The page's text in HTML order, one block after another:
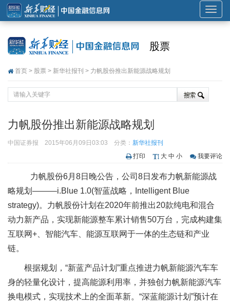
展
开
股票
首页 > 股票 > 新华社报刊 > 力帆股份推出新能源战略规划
力帆股份推出新能源战略规划
中国证券报 2015年06月09日03:03 分类： 新华社报刊
打印
大 中 小 我要评论
力帆股份6月8日晚公告，公司8日发布力帆新能源战
略规划———i.Blue 1.0(智蓝战略，Intelligent Blue
strategy)。力帆股份计划在2020年前推出20款纯电和混合
动力新产品，实现新能源整车累计销售50万台，完成构建集
互联网+、智能汽车、能源互联网于一体的生态链和产业
链。
根据规划，“新蓝产品计划”重点推进力帆新能源汽车车
身的轻量化设计，提高能源利用率，并独创力帆新能源汽车
换电模式，实现技术上的全面革新。“深蓝能源计划”预计在